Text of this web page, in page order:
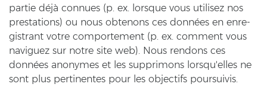
par­tie déjà con­nues (p. ex. lorsque vous uti­li­sez nos
pre­sta­ti­ons) ou nous ob­te­nons ces données en en­re­
gis­trant votre com­porte­ment (p. ex. com­ment vous
na­vi­guez sur notre site web). Nous ren­dons ces
données an­ony­mes et les sup­pri­mons lorsqu'elles ne
sont plus per­ti­nen­tes pour les ob­jec­tifs pour­suivis.